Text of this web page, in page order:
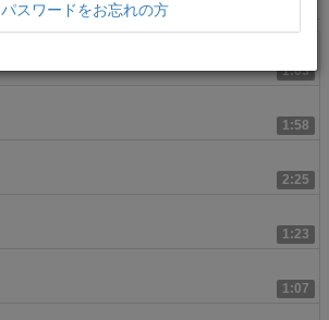
1:03
1:58
2:25
1:23
1:07
パスワードをお忘れの方